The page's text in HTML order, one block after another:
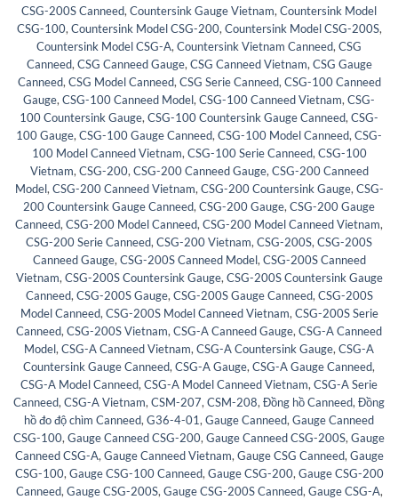
CSG-200S Canneed, Countersink Gauge Vietnam, Countersink Model
CSG-100, Countersink Model CSG-200, Countersink Model CSG-200S,
Countersink Model CSG-A, Countersink Vietnam Canneed, CSG
Canneed, CSG Canneed Gauge, CSG Canneed Vietnam, CSG Gauge
Canneed, CSG Model Canneed, CSG Serie Canneed, CSG-100 Canneed
Gauge, CSG-100 Canneed Model, CSG-100 Canneed Vietnam, CSG-
100 Countersink Gauge, CSG-100 Countersink Gauge Canneed, CSG-
100 Gauge, CSG-100 Gauge Canneed, CSG-100 Model Canneed, CSG-
100 Model Canneed Vietnam, CSG-100 Serie Canneed, CSG-100
Vietnam, CSG-200, CSG-200 Canneed Gauge, CSG-200 Canneed
Model, CSG-200 Canneed Vietnam, CSG-200 Countersink Gauge, CSG-
200 Countersink Gauge Canneed, CSG-200 Gauge, CSG-200 Gauge
Canneed, CSG-200 Model Canneed, CSG-200 Model Canneed Vietnam,
CSG-200 Serie Canneed, CSG-200 Vietnam, CSG-200S, CSG-200S
Canneed Gauge, CSG-200S Canneed Model, CSG-200S Canneed
Vietnam, CSG-200S Countersink Gauge, CSG-200S Countersink Gauge
Canneed, CSG-200S Gauge, CSG-200S Gauge Canneed, CSG-200S
Model Canneed, CSG-200S Model Canneed Vietnam, CSG-200S Serie
Canneed, CSG-200S Vietnam, CSG-A Canneed Gauge, CSG-A Canneed
Model, CSG-A Canneed Vietnam, CSG-A Countersink Gauge, CSG-A
Countersink Gauge Canneed, CSG-A Gauge, CSG-A Gauge Canneed,
CSG-A Model Canneed, CSG-A Model Canneed Vietnam, CSG-A Serie
Canneed, CSG-A Vietnam, CSM-207, CSM-208, Đồng hồ Canneed, Đồng
hồ đo độ chìm Canneed, G36-4-01, Gauge Canneed, Gauge Canneed
CSG-100, Gauge Canneed CSG-200, Gauge Canneed CSG-200S, Gauge
Canneed CSG-A, Gauge Canneed Vietnam, Gauge CSG Canneed, Gauge
CSG-100, Gauge CSG-100 Canneed, Gauge CSG-200, Gauge CSG-200
Canneed, Gauge CSG-200S, Gauge CSG-200S Canneed, Gauge CSG-A,